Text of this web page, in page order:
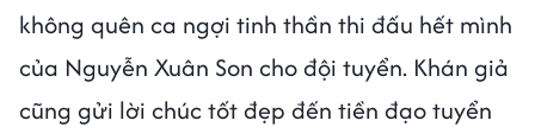
không quên ca ngợi tinh thần thi đấu hết mình
của Nguyễn Xuân Son cho đội tuyển. Khán giả
cũng gửi lời chúc tốt đẹp đến tiền đạo tuyển